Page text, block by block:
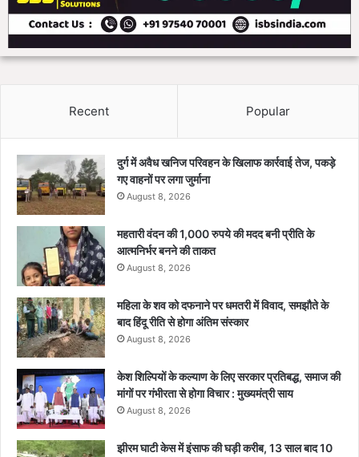
Recent Popular
दुर्ग में अवैध खनिज परिवहन के खिलाफ कार्रवाई तेज, पकड़े
गए वाहनों पर लगा जुर्माना
August 8, 2026
महतारी वंदन की 1,000 रुपये की मदद बनी प्रीति के
आत्मनिर्भर बनने की ताकत
August 8, 2026
महिला के शव को दफनाने पर धमतरी में विवाद, समझौते के
बाद हिंदू रीति से होगा अंतिम संस्कार
August 8, 2026
केश शिल्पियों के कल्याण के लिए सरकार प्रतिबद्ध, समाज की
मांगों पर गंभीरता से होगा विचार : मुख्यमंत्री साय
August 8, 2026
झीरम घाटी केस में इंसाफ की घड़ी करीब, 13 साल बाद 10